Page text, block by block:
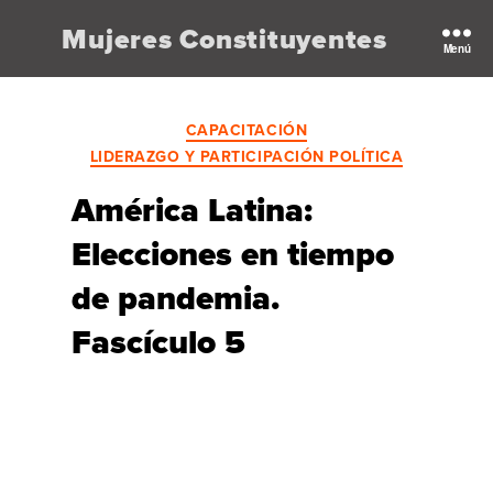
Mujeres Constituyentes Menú
CAPACITACIÓN
LIDERAZGO Y PARTICIPACIÓN POLÍTICA
América Latina:
Elecciones en tiempo
de pandemia.
Fascículo 5